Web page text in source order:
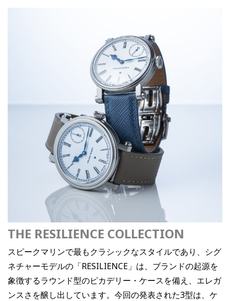
THE RESILIENCE COLLECTION
スピークマリンで最もクラシックなスタイルであり、シグ
ネチャーモデルの「RESILIENCE」は、ブランドの起源を
象徴するラウンド型のピカデリー・ケースを備え、エレガ
ンスさを醸し出しています。今回の発表された3型は、ケ